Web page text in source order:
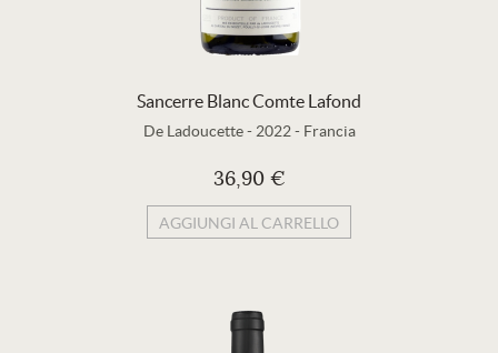
Sancerre Blanc Comte Lafond
De Ladoucette - 2022 - Francia
36,90 €
AGGIUNGI AL CARRELLO